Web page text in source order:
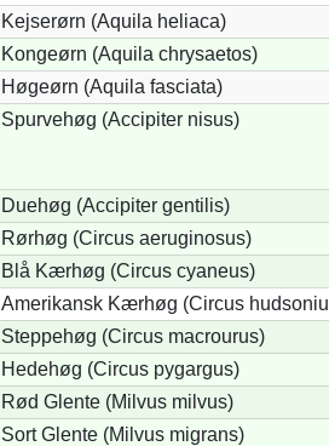
Kejserørn (Aquila heliaca)
Kongeørn (Aquila chrysaetos)
Høgeørn (Aquila fasciata)
Spurvehøg (Accipiter nisus)
Duehøg (Accipiter gentilis)
Rørhøg (Circus aeruginosus)
Blå Kærhøg (Circus cyaneus)
Amerikansk Kærhøg (Circus
Steppehøg (Circus macrourus)
Hedehøg (Circus pygargus)
Rød Glente (Milvus milvus)
Sort Glente (Milvus migrans)